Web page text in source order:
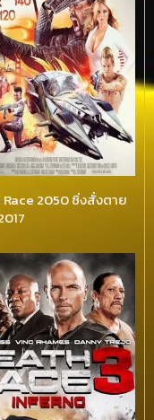
2050 ซิ่งสั่งตาย